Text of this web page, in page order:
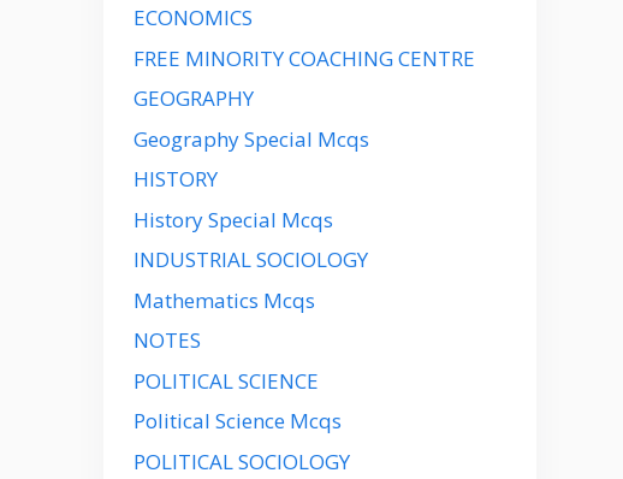
ECONOMICS
FREE MINORITY COACHING CENTRE
GEOGRAPHY
Geography Special Mcqs
HISTORY
History Special Mcqs
INDUSTRIAL SOCIOLOGY
Mathematics Mcqs
NOTES
POLITICAL SCIENCE
Political Science Mcqs
POLITICAL SOCIOLOGY